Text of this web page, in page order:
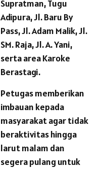
Supratman, Tugu
Adipura, Jl. Baru By
Pass, Jl. Adam Malik, Jl.
SM. Raja, Jl. A. Yani,
serta area Karoke
Berastagi.
Petugas memberikan
imbauan kepada
masyarakat agar tidak
beraktivitas hingga
larut malam dan
segera pulang untuk